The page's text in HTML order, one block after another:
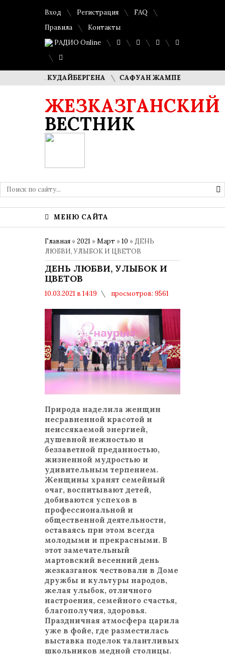
Вход Регистрация
FAQ
Правила
Контакты
РАДИО Online
КУДАЙБЕРГЕНА САФУАН ЖАМПЕИСОВ: «МЫ ХОТИМ
ЖЕЗКАЗГАНСКИЙ
ВЕСТНИК
МЕНЮ САЙТА
Главная »2021 »Март »10 » ДЕНЬ
ЛЮБВИ, УЛЫБОК И ЦВЕТОВ
ДЕНЬ ЛЮБВИ, УЛЫБОК И
ЦВЕТОВ
10.03.2021 в 14:19
просмотров: 9561
8 Марта – Международный женский
день
Природа наделила женщин
несравненной красотой и
неиссякаемой энергией,
душевной нежностью и
беззаветной преданностью,
жизненной мудростью и
удивительным терпением.
Женщины хранят семейный
очаг, воспитывают детей,
добиваются успехов в
профессиональной и
общественной деятельности,
оставаясь при этом всегда
молодыми и прекрасными. В
этот замечательный
мартовский весенний день
жезказганок чествовали в Доме
дружбы и культуры народов,
желая улыбок, отличного
настроения, семейного счастья,
благополучия, здоровья.
Праздничная атмосфера царила
уже в фойе, где разместилась
выставка поделок талантливых
школьников медной столицы.